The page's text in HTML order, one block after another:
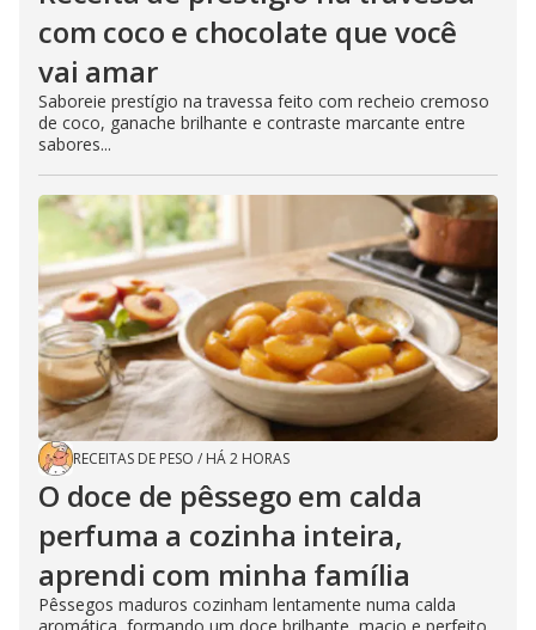
com coco e chocolate que você
vai amar
Saboreie prestígio na travessa feito com recheio cremoso
de coco, ganache brilhante e contraste marcante entre
sabores...
RECEITAS DE PESO / HÁ 2 HORAS
O doce de pêssego em calda
perfuma a cozinha inteira,
aprendi com minha família
Pêssegos maduros cozinham lentamente numa calda